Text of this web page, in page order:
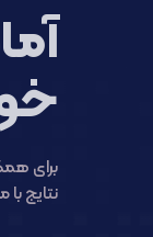
برای
نتایج